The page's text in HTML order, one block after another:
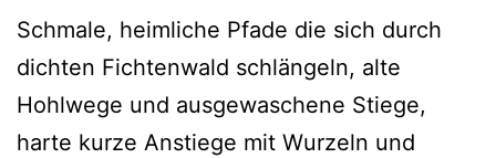
Schmale, heimliche Pfade die sich durch
dichten Fichtenwald schlängeln, alte
Hohlwege und ausgewaschene Stiege,
harte kurze Anstiege mit Wurzeln und